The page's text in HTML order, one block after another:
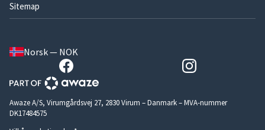
Sitemap
Norsk — NOK
Awaze A/S, Virumgårdsvej 27, 2830 Virum – Danmark – MVA-nummer
DK17484575